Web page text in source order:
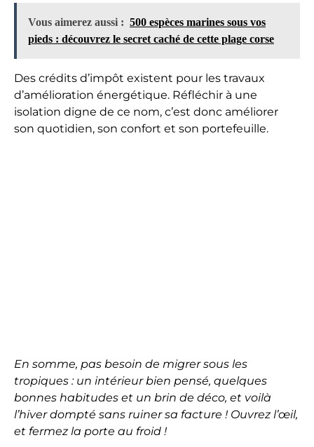
Vous aimerez aussi : 500 espèces marines sous vos
pieds : découvrez le secret caché de cette plage corse
Des crédits d’impôt existent pour les travaux
d’amélioration énergétique. Réfléchir à une
isolation digne de ce nom, c’est donc améliorer
son quotidien, son confort et son portefeuille.
En somme, pas besoin de migrer sous les
tropiques : un intérieur bien pensé, quelques
bonnes habitudes et un brin de déco, et voilà
l’hiver dompté sans ruiner sa facture ! Ouvrez l’œil,
et fermez la porte au froid !